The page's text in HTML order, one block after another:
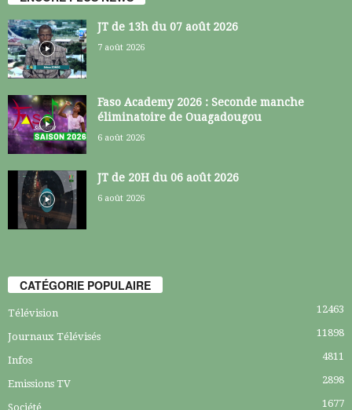
JT de 13h du 07 août 2026
7 août 2026
Faso Academy 2026 : Seconde manche
éliminatoire de Ouagadougou
6 août 2026
JT de 20H du 06 août 2026
6 août 2026
CATÉGORIE POPULAIRE
Télévision 12463
Journaux Télévisés 11898
Infos 4811
Emissions TV 2898
Société 1677